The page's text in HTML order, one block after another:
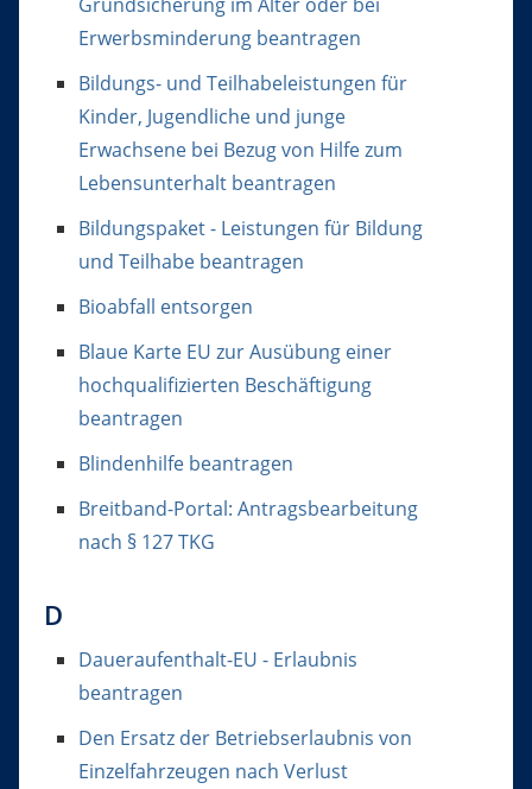
Erwerbsminderung beantragen
Bildungs- und Teilhabeleistungen für
Kinder, Jugendliche und junge
Erwachsene bei Bezug von Hilfe zum
Lebensunterhalt beantragen
Bildungspaket - Leistungen für Bildung
und Teilhabe beantragen
Bioabfall entsorgen
Blaue Karte EU zur Ausübung einer
hochqualifizierten Beschäftigung
beantragen
Blindenhilfe beantragen
Breitband-Portal: Antragsbearbeitung
nach § 127 TKG
D
Daueraufenthalt-EU - Erlaubnis
beantragen
Den Ersatz der Betriebserlaubnis von
Einzelfahrzeugen nach Verlust